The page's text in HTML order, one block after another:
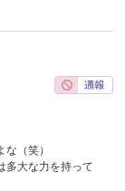
（笑）
多大な力を持って